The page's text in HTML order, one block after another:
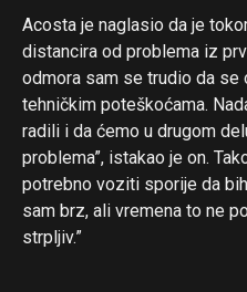
Acosta je naglasio da je
distancira od problema iz
odmora sam se trudio da se
tehničkim poteškoćama.
radili i da ćemo u drugom
problema”, istakao je on.
potrebno voziti sporije da
sam brz, ali vremena to ne
strpljiv.”